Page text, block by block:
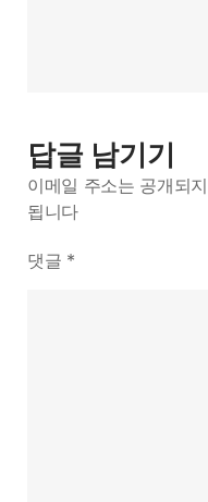
답글 남기기
이메일 주소는 공개되
됩니다
댓글 *